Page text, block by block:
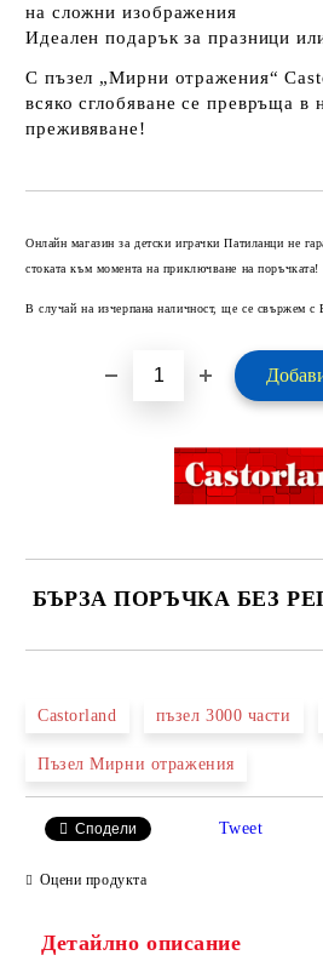
на сложни изображения
Идеален подарък за празници
С пъзел „Мирни отражения“
всяко сглобяване се превръща в
преживяване!
Онлайн магазин за детски играчки Патиланци не
стоката към момента на приключване на поръчката!
В случай на изчерпана наличност, ще се свържем с
БЪРЗА ПОРЪЧКА БЕЗ
Ние ще се свържем с вас в рамките на
Castorland пъзел 3000 части
Пъзел Мирни отражения
Сподели Tweet
Оцени продукта
Детайлно описание